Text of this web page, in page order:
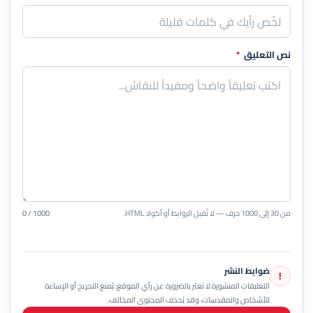
نص التعليق *
من 30 إلى 1000 حرف — لا تُقبل الروابط أو أكواد HTML. 0 / 1000
! ضوابط النشر
التعليقات المنشورة لا تعبّر بالضرورة عن رأي الموقع. يُمنع التجريح أو الإساءة
للأشخاص والمقدسات، وقد يُحذف المحتوى المخالف.